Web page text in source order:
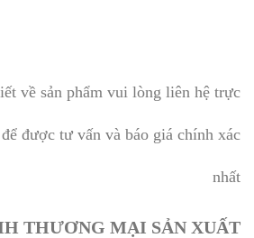
về sản phẩm vui lòng liên hệ trực
được tư vấn và báo giá chính xác
nhất
THƯƠNG MẠI SẢN XUẤT